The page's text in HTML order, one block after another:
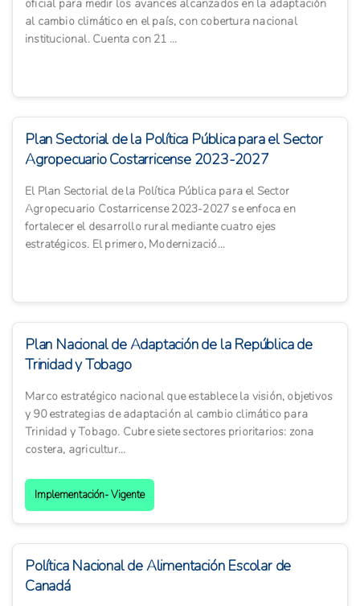
oficial para medir los avances alcanzados en la adaptación
al cambio climático en el país, con cobertura nacional
institucional. Cuenta con 21 ...
Plan Sectorial de la Política Pública para el Sector
Agropecuario Costarricense 2023-2027
El Plan Sectorial de la Política Pública para el Sector
Agropecuario Costarricense 2023-2027 se enfoca en
fortalecer el desarrollo rural mediante cuatro ejes
estratégicos. El primero, Modernizació...
Plan Nacional de Adaptación de la República de
Trinidad y Tobago
Marco estratégico nacional que establece la visión, objetivos
y 90 estrategias de adaptación al cambio climático para
Trinidad y Tobago. Cubre siete sectores prioritarios: zona
costera, agricultur...
Implementación- Vigente
Política Nacional de Alimentación Escolar de
Canadá